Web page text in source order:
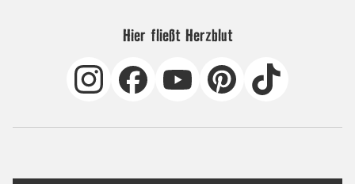
Hier fließt Herzblut